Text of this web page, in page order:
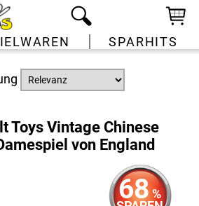
SPARHITS
Toys Vintage Chinese
von England
68 %